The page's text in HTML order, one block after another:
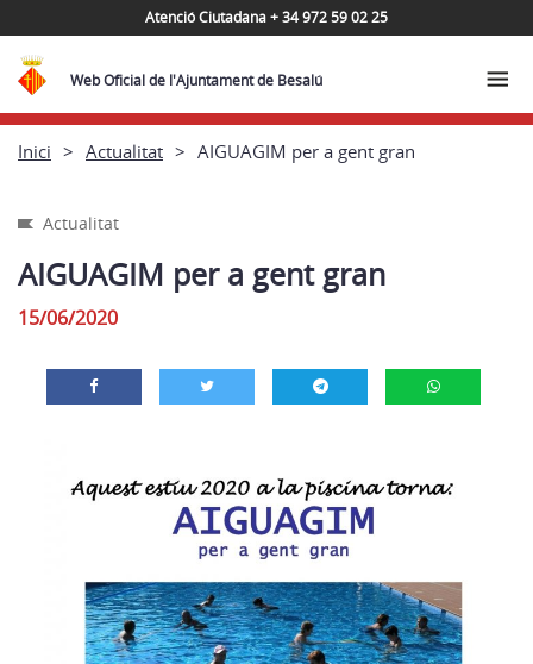
Atenció Ciutadana + 34 972 59 02 25
Web Oficial de l'Ajuntament de Besalú
Inici Actualitat AIGUAGIM per a gent gran
Actualitat
AIGUAGIM per a gent gran
15/06/2020